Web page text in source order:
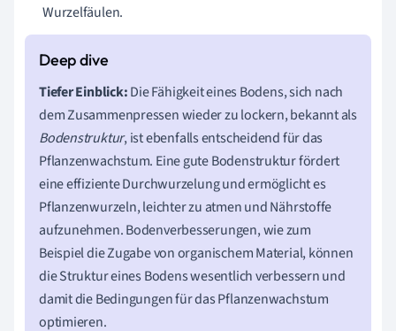
Wurzelfäulen.
Tiefer Einblick:Die Fähigkeit eines Bodens, sich nach
dem Zusammenpressen wieder zu lockern, bekannt als
Bodenstruktur, ist ebenfalls entscheidend für das
Pflanzenwachstum. Eine gute Bodenstruktur fördert
eine effiziente Durchwurzelung und ermöglicht es
Pflanzenwurzeln, leichter zu atmen und Nährstoffe
aufzunehmen. Bodenverbesserungen, wie zum
Beispiel die Zugabe von organischem Material, können
die Struktur eines Bodens wesentlich verbessern und
damit die Bedingungen für das Pflanzenwachstum
optimieren.